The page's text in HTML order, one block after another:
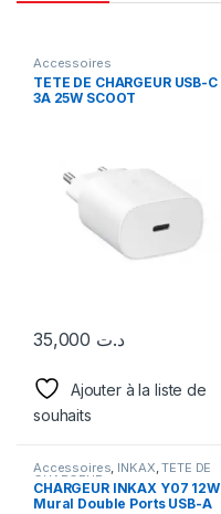
Accessoires
TETE DE CHARGEUR USB-C
3A 25W SCOOT
د.ت
Ajouter à la liste de
souhaits
Accessoires, INKAX,TETE DE
CHARGEUR
CHARGEUR INKAX Y07 12W
Mural Double Ports USB-A